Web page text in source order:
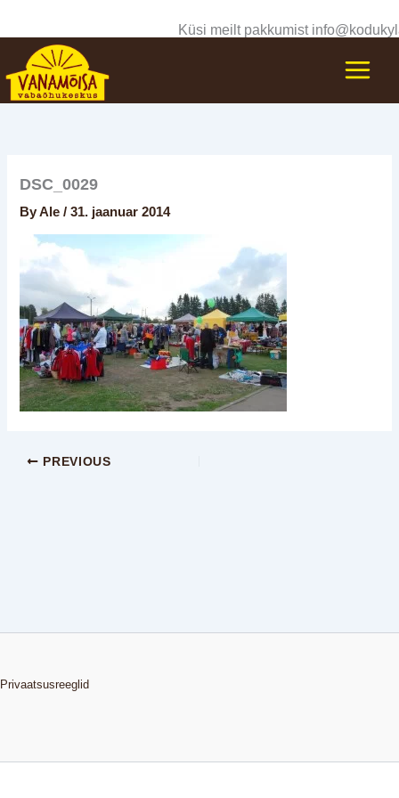
content
Küsi meilt pakkumist
DSC_0029
ByAle/31. jaanuar 2014
PREVIOUS
Privaatsusreeglid